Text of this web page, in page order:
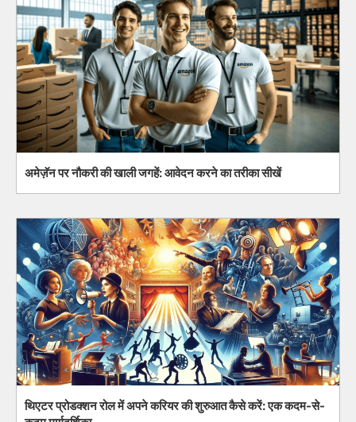
अमेज़ॅन पर नौकरी की खाली जगहें: आवेदन करने का तरीका सीखें
थिएटर प्रोडक्शन रोल में अपने करियर की शुरुआत कैसे करें: एक कदम-से-